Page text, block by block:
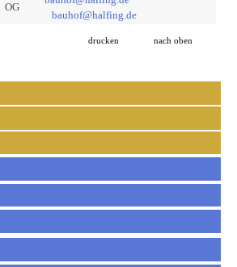
OG
bauhof@halfing.de
drucken nach oben